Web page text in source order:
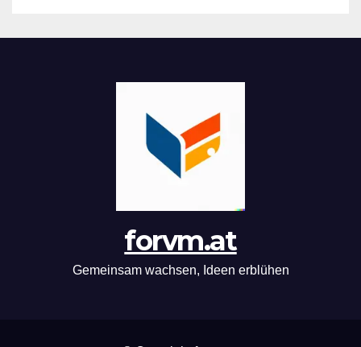
forvm.at
Gemeinsam wachsen, Ideen erblühen